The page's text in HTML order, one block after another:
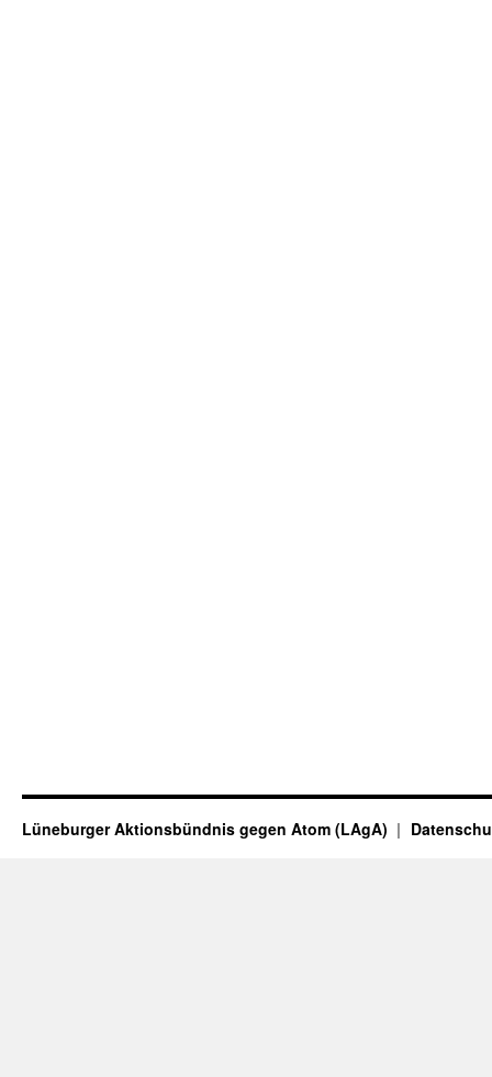
Lüneburger Aktionsbündnis gegen Atom (LAgA)